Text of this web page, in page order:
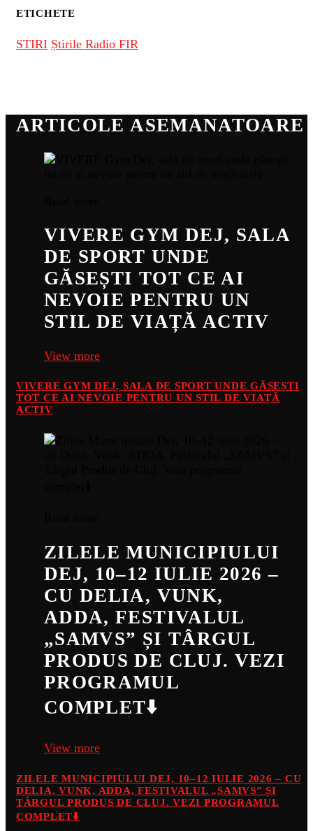
ETICHETE
STIRI Știrile Radio FIR
ARTICOLE ASEMANATOARE
VIVERE GYM DEJ, SALA
DE SPORT UNDE
GĂSEȘTI TOT CE AI
NEVOIE PENTRU UN
STIL DE VIAȚĂ ACTIV
View more
VIVERE GYM DEJ, SALA DE SPORT UNDE GĂSEȘTI
TOT CE AI NEVOIE PENTRU UN STIL DE VIAȚĂ
ACTIV
ZILELE MUNICIPIULUI
DEJ, 10–12 IULIE 2026 –
CU DELIA, VUNK,
ADDA, FESTIVALUL
„SAMVS” ȘI TÂRGUL
PRODUS DE CLUJ. VEZI
PROGRAMUL
COMPLET⬇️
View more
ZILELE MUNICIPIULUI DEJ, 10–12 IULIE 2026 – CU
DELIA, VUNK, ADDA, FESTIVALUL „SAMVS” ȘI
TÂRGUL PRODUS DE CLUJ. VEZI PROGRAMUL
COMPLET⬇️